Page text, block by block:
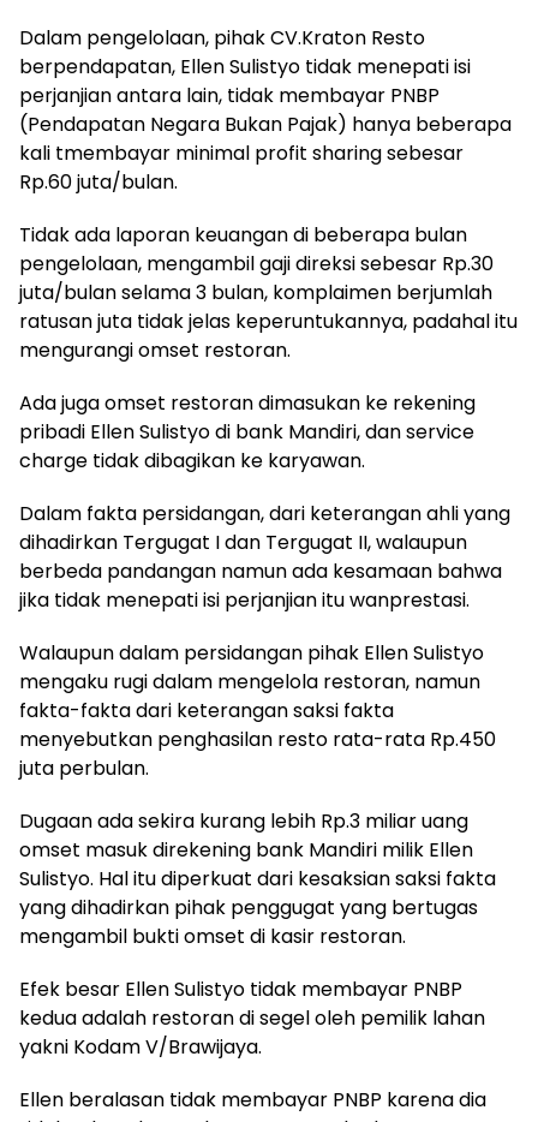
Dalam pengelolaan, pihak CV.Kraton Resto
berpendapatan, Ellen Sulistyo tidak menepati isi
perjanjian antara lain, tidak membayar PNBP
(Pendapatan Negara Bukan Pajak) hanya beberapa
kali tmembayar minimal profit sharing sebesar
Rp.60 juta/bulan.
Tidak ada laporan keuangan di beberapa bulan
pengelolaan, mengambil gaji direksi sebesar Rp.30
juta/bulan selama 3 bulan, komplaimen berjumlah
ratusan juta tidak jelas keperuntukannya, padahal itu
mengurangi omset restoran.
Ada juga omset restoran dimasukan ke rekening
pribadi Ellen Sulistyo di bank Mandiri, dan service
charge tidak dibagikan ke karyawan.
Dalam fakta persidangan, dari keterangan ahli yang
dihadirkan Tergugat I dan Tergugat II, walaupun
berbeda pandangan namun ada kesamaan bahwa
jika tidak menepati isi perjanjian itu wanprestasi.
Walaupun dalam persidangan pihak Ellen Sulistyo
mengaku rugi dalam mengelola restoran, namun
fakta-fakta dari keterangan saksi fakta
menyebutkan penghasilan resto rata-rata Rp.450
juta perbulan.
Dugaan ada sekira kurang lebih Rp.3 miliar uang
omset masuk direkening bank Mandiri milik Ellen
Sulistyo. Hal itu diperkuat dari kesaksian saksi fakta
yang dihadirkan pihak penggugat yang bertugas
mengambil bukti omset di kasir restoran.
Efek besar Ellen Sulistyo tidak membayar PNBP
kedua adalah restoran di segel oleh pemilik lahan
yakni Kodam V/Brawijaya.
Ellen beralasan tidak membayar PNBP karena dia